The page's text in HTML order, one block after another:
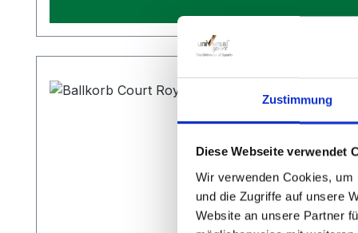
Zustimmung
Diese Webseite verwendet
Wir verwenden Cookies,
und die Zugriffe auf unsere
Website an unsere Partner